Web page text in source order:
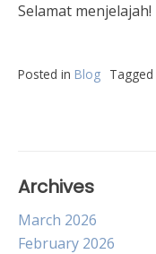
Selamat menjelajah!
Posted in Blog Tagged
Archives
March 2026
February 2026